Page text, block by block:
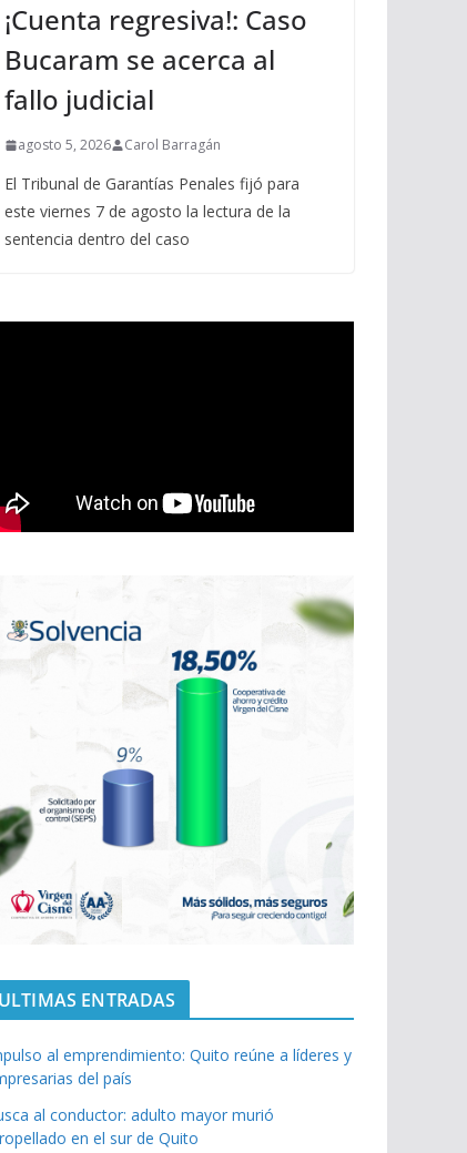
¡Cuenta regresiva!: Caso
Bucaram se acerca al
fallo judicial
agosto 5, 2026 Carol Barragán
El Tribunal de Garantías Penales fijó para
este viernes 7 de agosto la lectura de la
sentencia dentro del caso
ULTIMAS ENTRADAS
al emprendimiento: Quito reúne a líderes y
del país
al conductor: adulto mayor murió
en el sur de Quito